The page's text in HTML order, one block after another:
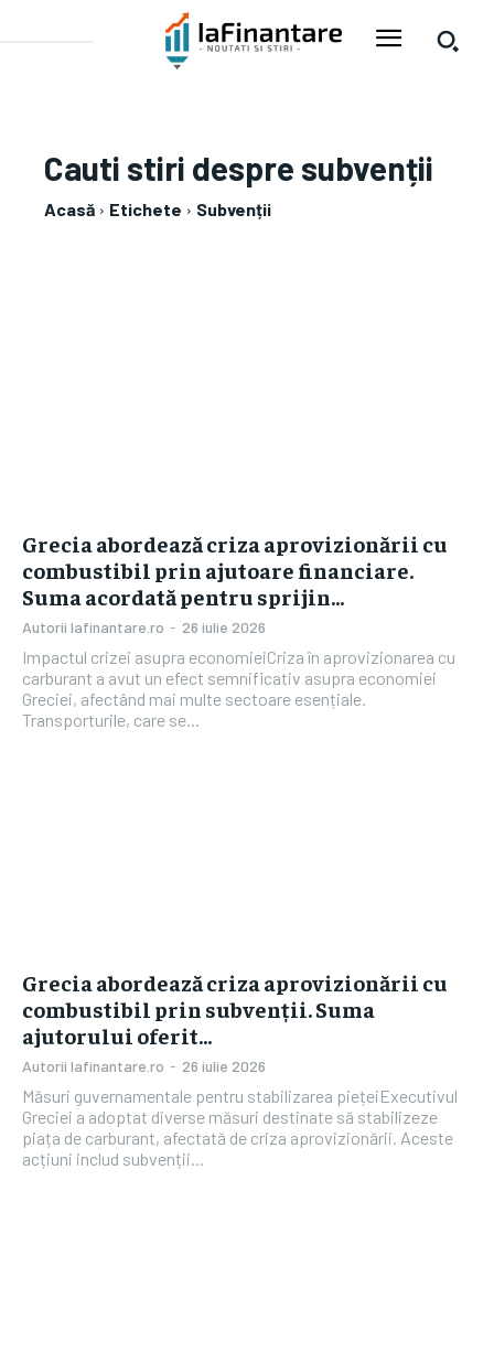
Cauti stiri despre subvenții
Acasă Etichete Subvenții
Grecia abordează criza aprovizionării cu
combustibil prin ajutoare financiare.
Suma acordată pentru sprijin…
Autorii Iafinantare.ro - 26 iulie 2026
Impactul crizei asupra economieiCriza în aprovizionarea cu
carburant a avut un efect semnificativ asupra economiei
Greciei, afectând mai multe sectoare esențiale.
Transporturile, care se...
Grecia abordează criza aprovizionării cu
combustibil prin subvenții. Suma
ajutorului oferit…
Autorii Iafinantare.ro - 26 iulie 2026
Măsuri guvernamentale pentru stabilizarea piețeiExecutivul
Greciei a adoptat diverse măsuri destinate să stabilizeze
piața de carburant, afectată de criza aprovizionării. Aceste
acțiuni includ subvenții...